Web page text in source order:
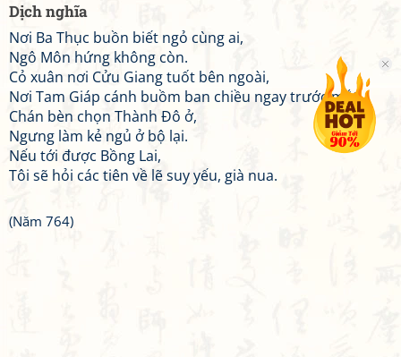
Dịch nghĩa
Nơi Ba Thục buồn biết ngỏ cùng ai,
Ngô Môn hứng không còn.
Cỏ xuân nơi Cửu Giang tuốt bên ngoài,
Nơi Tam Giáp cánh buồm ban chiều ngay trước mắt.
Chán bèn chọn Thành Đô ở,
Ngưng làm kẻ ngủ ở bộ lại.
Nếu tới được Bồng Lai,
Tôi sẽ hỏi các tiên về lẽ suy yếu, già nua.
(Năm 764)